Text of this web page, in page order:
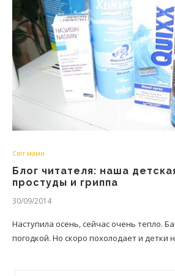
Світ мами
Блог читателя: наша
простуды и гриппа
30/09/2014
Наступила осень, сейчас очень тепло.
погодкой. Но скоро похолодает и детки